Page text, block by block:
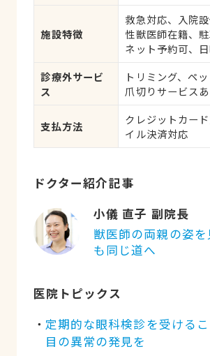
すい臓系疾患、
疾患、耳系疾患、
膚系疾患、呼吸器
疾患、腫瘍・がん
ー、歯と口腔系疾
施設特徴
救急対応、入院
性獣医師在籍、駐
ネット予約可、
診療外サービ
ス
トリミング、ペッ
爪切りサービスあ
支払方法
クレジットカー
イル決済対応
ドクター紹介記事
小儀 直子 副院長
獣医師の両親の姿
も同じ道へ
医院トピックス
定期的な眼科検診を受ける
目の異常の発見を